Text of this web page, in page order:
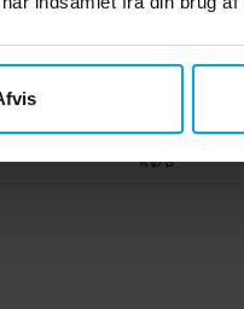
Peberkageform
KØB